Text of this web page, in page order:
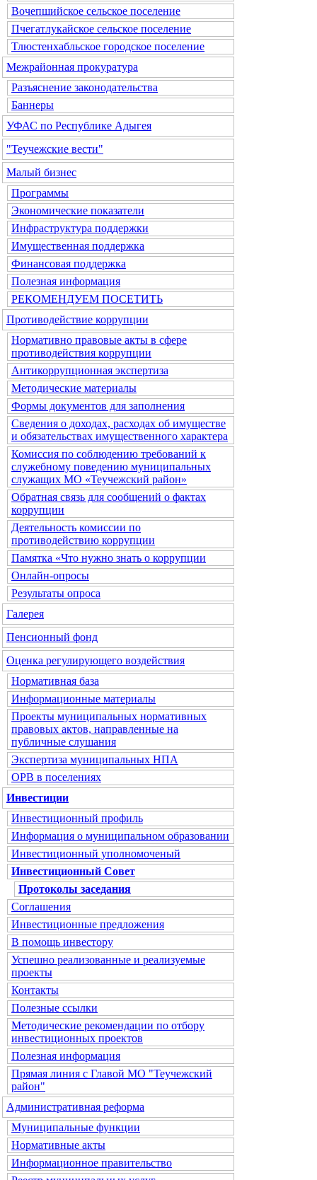
Вочепшийское сельское поселение
Пчегатлукайское сельское поселение
Тлюстенхабльское городское поселение
Межрайонная прокуратура
Разъяснение законодательства
Баннеры
УФАС по Республике Адыгея
"Теучежские вести"
Малый бизнес
Программы
Экономические показатели
Инфраструктура поддержки
Имущественная поддержка
Финансовая поддержка
Полезная информация
РЕКОМЕНДУЕМ ПОСЕТИТЬ
Противодействие коррупции
Нормативно правовые акты в сфере
противодействия коррупции
Антикоррупционная экспертиза
Методические материалы
Формы документов для заполнения
Сведения о доходах, расходах об имуществе
и обязательствах имущественного характера
Комиссия по соблюдению требований к
служебному поведению муниципальных
служащих МО «Теучежский район»
Обратная связь для сообщений о фактах
коррупции
Деятельность комиссии по
противодействию коррупции
Памятка «Что нужно знать о коррупции
Онлайн-опросы
Результаты опроса
Галерея
Пенсионный фонд
Оценка регулирующего воздействия
Нормативная база
Информационные материалы
Проекты муниципальных нормативных
правовых актов, направленные на
публичные слушания
Экспертиза муниципальных НПА
ОРВ в поселениях
Инвестиции
Инвестиционный профиль
Информация о муниципальном образовании
Инвестиционный уполномоченый
Инвестиционный Совет
Протоколы заседания
Соглашения
Инвестиционные предложения
В помощь инвестору
Успешно реализованные и реализуемые
проекты
Контакты
Полезные ссылки
Методические рекомендации по отбору
инвестиционных проектов
Полезная информация
Прямая линия с Главой МО "Теучежский
район"
Административная реформа
Муниципальные функции
Нормативные акты
Информационное правительство